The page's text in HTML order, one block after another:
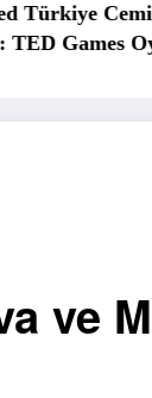
Kanseri ile
ve